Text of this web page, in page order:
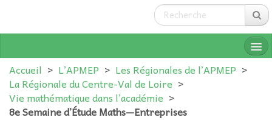
QUI SOMMES-NOUS ?
Accueil > L’APMEP > Les Régionales de l’APMEP >
La Régionale du Centre-Val de Loire >
Vie mathématique dans l’académie >
8e Semaine d’Étude Maths—Entreprises